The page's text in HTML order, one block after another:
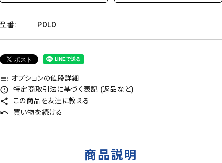
型番: POLO
toc オプションの値段詳細
error_outline 特定商取引法に基づく表記 (返品など)
share この商品を友達に教える
undo 買い物を続ける
商品説明